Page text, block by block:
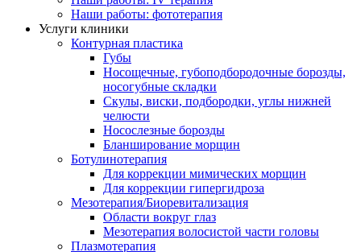
Наши работы: фототерапия
Услуги клиники
Контурная пластика
Губы
Носощечные, губоподбородочные борозды,
носогубные складки
Скулы, виски, подбородки, углы нижней
челюсти
Носослезные борозды
Бланширование морщин
Ботулинотерапия
Для коррекции мимических морщин
Для коррекции гипергидроза
Мезотерапия/Биоревитализация
Области вокруг глаз
Мезотерапия волосистой части головы
Плазмотерапия